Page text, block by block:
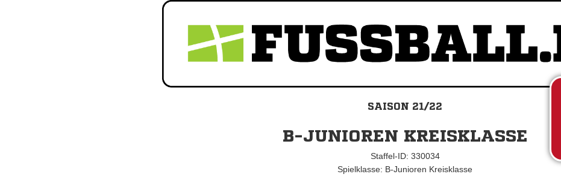
SAISON 21/22
B-JUNIOREN KREISKLASSE
Staffel-ID: 330034
Spielklasse: B-Junioren Kreisklasse